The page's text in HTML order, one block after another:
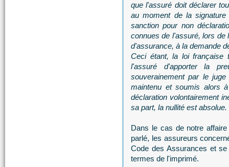
que l'assuré doit déclarer
au moment de la
sanction pour non
connues de l'assuré, lors de
d'assurance, à la demande
Ceci étant, la loi française
l'assuré d'apporter la
souverainement par le
maintenu et soumis alors
déclaration volontairement
sa part, la nullité est absolue.
Dans le cas de notre
parlé, les assureurs
Code des Assurances et
termes de l'imprimé.